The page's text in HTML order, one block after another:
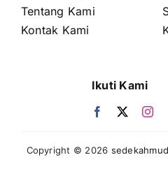
Tentang Kami
Kontak Kami
Ikuti Kami
Copyright © 2026